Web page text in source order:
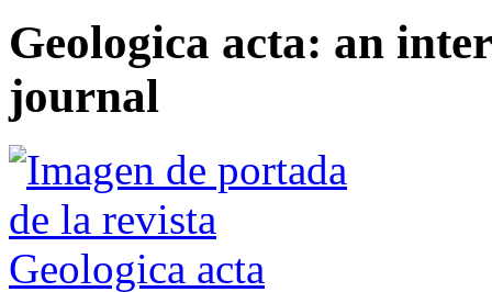
Geologica acta: an
journal